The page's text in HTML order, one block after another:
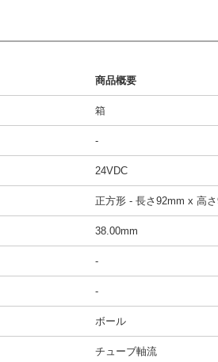
商品概要
箱
-
24VDC
正方形 - 長さ92mm x 高
38.00mm
-
-
ボール
チューブ軸流